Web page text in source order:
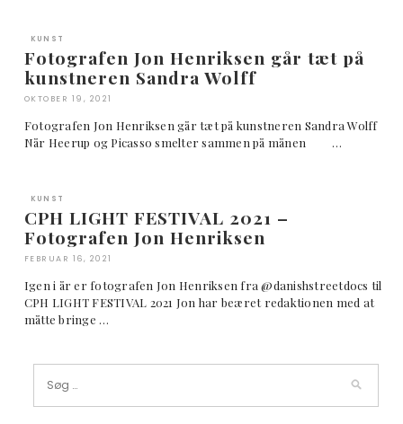
KUNST
Fotografen Jon Henriksen går tæt på
kunstneren Sandra Wolff
OKTOBER 19, 2021
Fotografen Jon Henriksen går tæt på kunstneren Sandra Wolff
Når Heerup og Picasso smelter sammen på månen …
KUNST
CPH LIGHT FESTIVAL 2021 –
Fotografen Jon Henriksen
FEBRUAR 16, 2021
Igen i år er fotografen Jon Henriksen fra @danishstreetdocs til
CPH LIGHT FESTIVAL 2021 Jon har beæret redaktionen med at
måtte bringe …